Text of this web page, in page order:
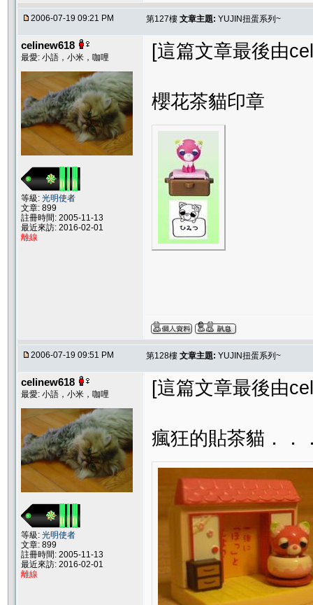
2006-07-19 09:21 PM 第127樓 文章主題: YUJIN扭蛋系列~
celinew618
最愛: 小語，小米，咖哩
等級: 光明使者
文章: 899
註冊時間: 2005-11-13
最近來訪: 2016-02-01
離線
[這篇文章最後由
櫻花茶貓印章
2006-07-19 09:51 PM 第128樓 文章主題: YUJIN扭蛋系列~
celinew618
最愛: 小語，小米，咖哩
等級: 光明使者
文章: 899
註冊時間: 2005-11-13
最近來訪: 2016-02-01
離線
[這篇文章最後由
瘋狂的貼茶貓．．